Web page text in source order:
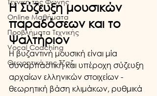
Online Μαθήματα
Προβλήματα Τεχνικής
Vocal Coaching
Θεωρητικά της Τζαζ
Η Σύζευξη μουσικών
παραδόσεων και το
Ψαλτήριον
Η βυζαντινή μουσική είναι μία
συναρπαστική και υπέροχη σύζευξη
αρχαίων ελληνικών στοιχείων -
θεωρητική βάση κλιμάκων, ρυθμικά